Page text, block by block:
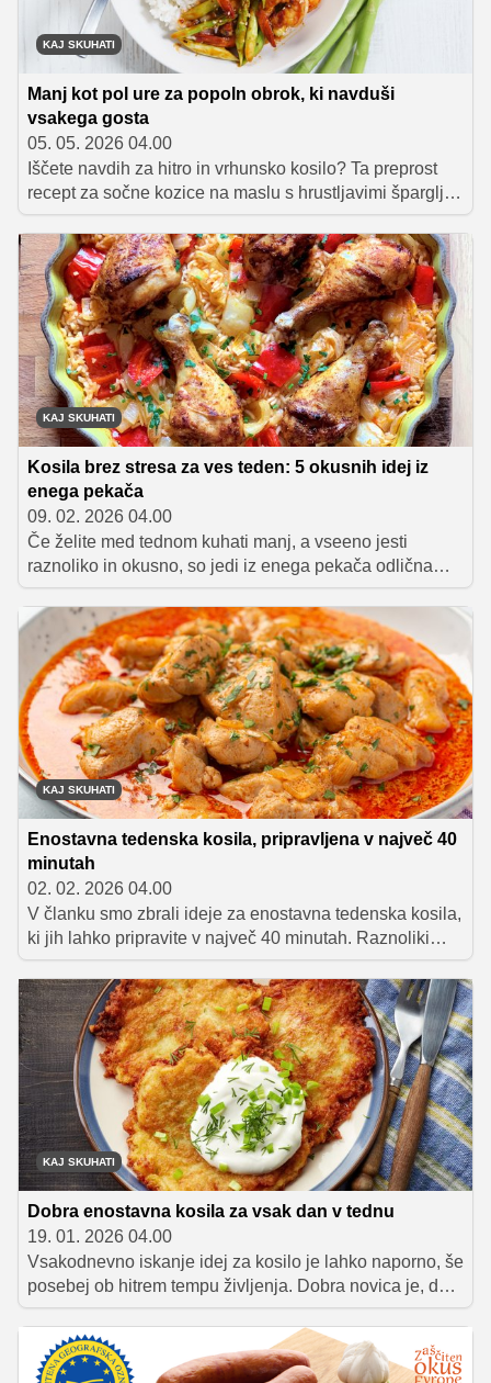
KAJ SKUHATI
Manj kot pol ure za popoln obrok, ki navduši
vsakega gosta
05. 05. 2026 04.00
Iščete navdih za hitro in vrhunsko kosilo? Ta preprost
recept za sočne kozice na maslu s hrustljavimi šparglji
in jasminovim rižem je pripravljen v manj kot pol ure.
Popolna izbira za tiste, ki si želite razvajanja brez
dolgotrajnega kuhanja.
KAJ SKUHATI
Kosila brez stresa za ves teden: 5 okusnih idej iz
enega pekača
09. 02. 2026 04.00
Če želite med tednom kuhati manj, a vseeno jesti
raznoliko in okusno, so jedi iz enega pekača odlična
rešitev. V tem članku predstavljamo pet idej za preprosta
kosila, ki zahtevajo minimalno pripravo, malo posode in
veliko okusa – popolna izbira za brezskrben teden.
KAJ SKUHATI
Enostavna tedenska kosila, pripravljena v največ 40
minutah
02. 02. 2026 04.00
V članku smo zbrali ideje za enostavna tedenska kosila,
ki jih lahko pripravite v največ 40 minutah. Raznoliki
recepti – od nasitne enolončnice in brezmesne jedi do
testenin ter dveh mesnih jedi – ponujajo praktične
rešitve za vsak dan, ko želimo kuhati hitro, a okusno.
KAJ SKUHATI
Dobra enostavna kosila za vsak dan v tednu
19. 01. 2026 04.00
Vsakodnevno iskanje idej za kosilo je lahko naporno, še
posebej ob hitrem tempu življenja. Dobra novica je, da
okusno kosilo ne zahteva dolgih ur v kuhinji. Na kup
smo zbrali ideje za enostavna kosila, ki so hitro
pripravljena, iz dostopnih sestavin in so primerna za